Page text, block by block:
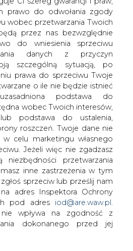
prawo do odwołania zgody
wobec przetwarzania Twoich
przez nas bezwzględnie
do wniesienia sprzeciwu
danych z przyczyn
szczególną sytuacją, po
prawa do sprzeciwu Twoje
o ile nie będzie istnieć
podstawa do
wobec Twoich interesów,
podstawa do ustalenia,
roszczeń. Twoje dane nie
celu marketingu własnego
Jeżeli więc nie zgadzasz
przetwarzania
inne zastrzeżenia w tym
sprzeciw lub prześlij nam
adres Inspektora Ochrony
pod adres iod@are.waw.pl
wpływa na zgodność z
dokonanego przed jej
od CP Energia,
AGRO, jako kupującym
gazu o szacunkowej
netto, wynika ze
CP Energii.
na czas określony do dnia
rozpoczęcia sprzedaży paliwa
jest na dzień 1 kwietnia
Spółka podała, że
w okresie jej obowiązywania
za paliwo gazowe odbywa się w
na podstawie sporządzonych
dzięki podpisaniu umowy w
się wolumen sprzedaży gazu
ze stacji regazyfikacji LNG